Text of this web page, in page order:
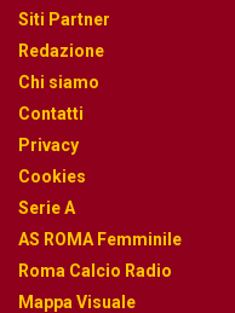
Siti Partner
Redazione
Chi siamo
Contatti
Privacy
Cookies
Serie A
AS ROMA Femminile
Roma Calcio Radio
Mappa Visuale